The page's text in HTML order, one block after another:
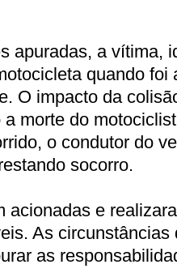
apuradas, a vítima,
quando foi
O impacto da
morte do
o condutor do
socorro.
acionadas e
As circunstâncias
as